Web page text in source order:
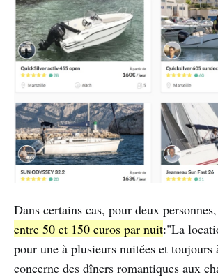
Dans certains cas, pour deux personnes,
entre 50 et 150 euros par nuit:"La
pour une à plusieurs nuitées et
concerne des dîners romantiques aux